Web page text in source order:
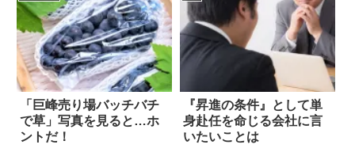
「巨峰売り場バッチバチ
で草」写真を見ると…ホ
ントだ！
『昇進の条件』として単
身赴任を命じる会社に言
いたいことは